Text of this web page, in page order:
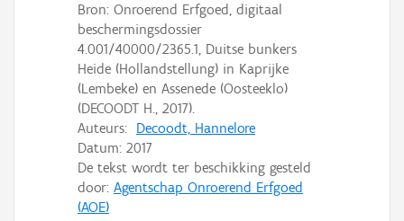
Bron: Onroerend Erfgoed, digitaal
beschermingsdossier
4.001/40000/2365.1, Duitse bunkers
Heide (Hollandstellung) in Kaprijke
(Lembeke) en Assenede (Oosteeklo)
(DECOODT H., 2017).
Auteurs: Decoodt, Hannelore
Datum: 2017
De tekst wordt ter beschikking gesteld
door: Agentschap Onroerend Erfgoed
(AOE)